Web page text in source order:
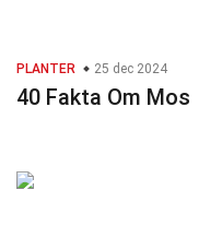
PLANTER 25 dec 2024
40 Fakta Om Mos